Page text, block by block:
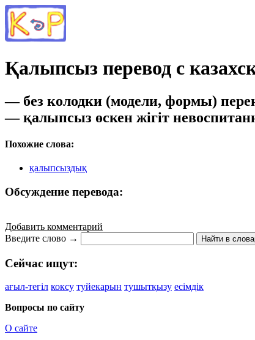
Қалыпсыз перевод с
— без колодки (модели, фоpмы)
— қалыпсыз өскен жігіт
Похожие слова:
қалыпсыздық
Обсуждение перевода:
Добавить комментарий
Введите слово →
Найти в
Сейчас ищут:
ағыл-тегіл коксу туйекарын тушытқызу есімдік
Вопросы по сайту
О сайте